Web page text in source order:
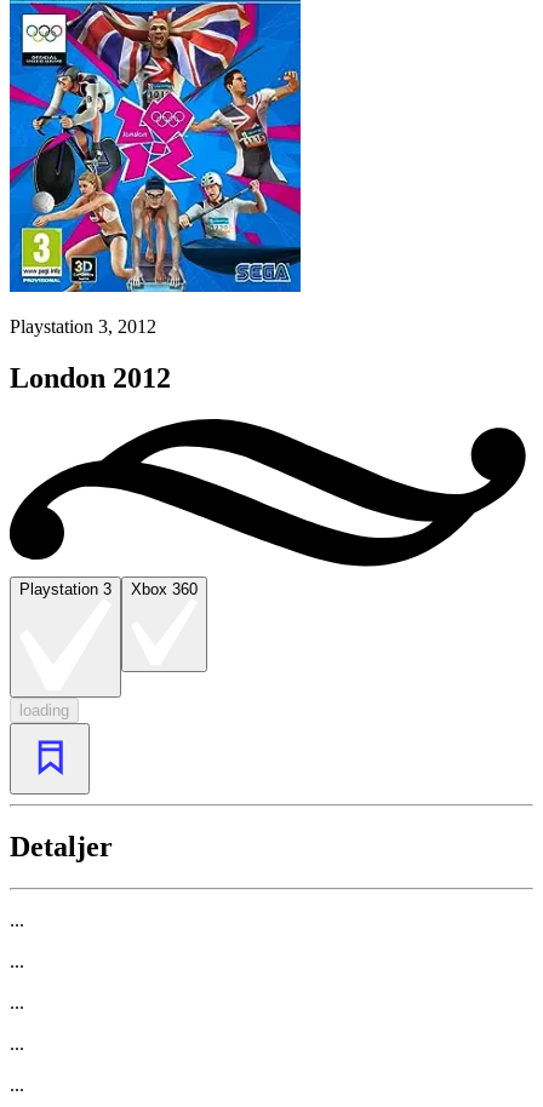
Playstation 3, 2012
London 2012
Playstation 3 Xbox 360
loading
Detaljer
...
...
...
...
...